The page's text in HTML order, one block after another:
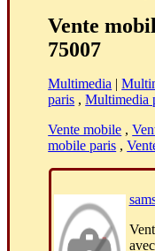
Vente
75007
Multimedia |
paris ,Multimedia
Vente mobile ,
mobile paris ,